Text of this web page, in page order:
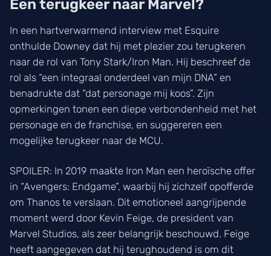
Een terugkeer naar Marvel?
In een hartverwarmend interview met Esquire
onthulde Downey dat hij met plezier zou terugkeren
naar de rol van Tony Stark/Iron Man. Hij beschreef de
rol als “een integraal onderdeel van mijn DNA” en
benadrukte dat “dat personage mij koos”. Zijn
opmerkingen tonen een diepe verbondenheid met het
personage en de franchise, en suggereren een
mogelijke terugkeer naar de MCU.
SPOILER: In 2019 maakte Iron Man een heroïsche offer
in “Avengers: Endgame”, waarbij hij zichzelf opofferde
om Thanos te verslaan. Dit emotioneel aangrijpende
moment werd door Kevin Feige, de president van
Marvel Studios, als zeer belangrijk beschouwd. Feige
heeft aangegeven dat hij terughoudend is om dit